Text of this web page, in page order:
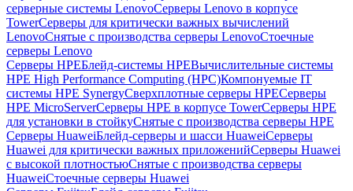
серверные системы LenovoСерверы Lenovo в корпусе
TowerСерверы для критически важных вычислений
LenovoСнятые с производства серверы LenovoСтоечные
серверы Lenovo
Серверы HPEБлейд-системы HPEВычислительные системы
HPE High Performance Computing (HPC)Компонуемые IT
системы HPE SynergyСверхплотные серверы HPEСерверы
HPE MicroServerСерверы HPE в корпусе TowerСерверы HPE
для установки в стойкуСнятые с производства серверы HPE
Серверы HuaweiБлейд-серверы и шасси HuaweiСерверы
Huawei для критически важных приложенийСерверы Huawei
с высокой плотностьюСнятые с производства серверы
HuaweiСтоечные серверы Huawei